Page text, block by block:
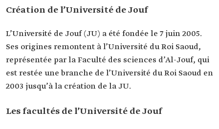
Création de l’Université de Jouf
L’Université de Jouf (JU) a été fondée le 7 juin 2005.
Ses origines remontent à l’Université du Roi Saoud,
représentée par la Faculté des sciences d’Al-Jouf, qui
est restée une branche de l’Université du Roi Saoud en
2003 jusqu’à la création de la JU.
Les facultés de l’Université de Jouf